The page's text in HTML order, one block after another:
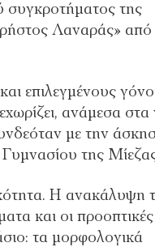
συγκροτήματος της
Λαναράς» από
επιλεγμένους
ανάμεσα στα
με την
της
Η ανακάλυψη
και οι
τα μορφολογικά